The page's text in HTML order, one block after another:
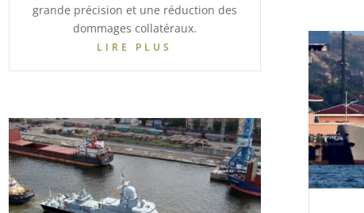
grande précision et une réduction des
dommages collatéraux.
LIRE PLUS